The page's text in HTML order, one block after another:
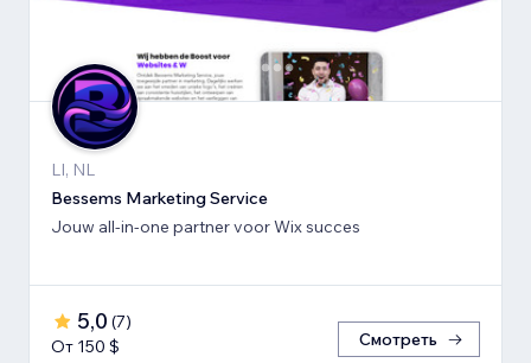
LI, NL
Bessems Marketing Service
Jouw all-in-one partner voor Wix succes
5,0 (7)
От 150 $
Смотреть